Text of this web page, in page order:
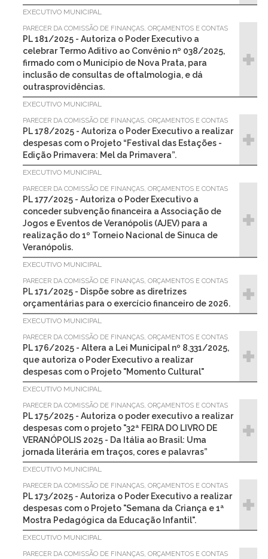
EXECUTIVO MUNICIPAL
PARECER DA COMISSÃO DE FINANÇAS, ORÇAMENTOS E CONTAS
PL 181/2025 - Autoriza o Poder Executivo a
celebrar Termo Aditivo ao Convênio nº 038/2025,
firmado com o Município de Nova Prata, para
inclusão de consultas de oftalmologia, e dá
outrasprovidências.
EXECUTIVO MUNICIPAL
PARECER DA COMISSÃO DE FINANÇAS, ORÇAMENTOS E CONTAS
PL 178/2025 - Autoriza o Poder Executivo a realizar
despesas com o Projeto “Festival das Estações -
Edição Primavera: Mel da Primavera”.
EXECUTIVO MUNICIPAL
PARECER DA COMISSÃO DE FINANÇAS, ORÇAMENTOS E CONTAS
PL 177/2025 - Autoriza o Poder Executivo a
conceder subvenção financeira a Associação de
Jogos e Eventos de Veranópolis (AJEV) para a
realização do 1º Torneio Nacional de Sinuca de
Veranópolis.
EXECUTIVO MUNICIPAL
PARECER DA COMISSÃO DE FINANÇAS, ORÇAMENTOS E CONTAS
PL 171/2025 - Dispõe sobre as diretrizes
orçamentárias para o exercício financeiro de 2026.
EXECUTIVO MUNICIPAL
PARECER DA COMISSÃO DE FINANÇAS, ORÇAMENTOS E CONTAS
PL 176/2025 - Altera a Lei Municipal nº 8.331/2025,
que autoriza o Poder Executivo a realizar
despesas com o Projeto "Momento Cultural"
EXECUTIVO MUNICIPAL
PARECER DA COMISSÃO DE FINANÇAS, ORÇAMENTOS E CONTAS
PL 175/2025 - Autoriza o poder executivo a realizar
despesas com o projeto "32ª FEIRA DO LIVRO DE
VERANÓPOLIS 2025 - Da Itália ao Brasil: Uma
jornada literária em traços, cores e palavras”
EXECUTIVO MUNICIPAL
PARECER DA COMISSÃO DE FINANÇAS, ORÇAMENTOS E CONTAS
PL 173/2025 - Autoriza o Poder Executivo a realizar
despesas com o Projeto "Semana da Criança e 1ª
Mostra Pedagógica da Educação Infantil".
EXECUTIVO MUNICIPAL
PARECER DA COMISSÃO DE FINANÇAS, ORÇAMENTOS E CONTAS